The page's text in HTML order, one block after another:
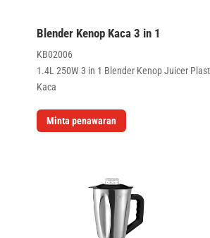
Blender Kenop Kaca 3 in 1
KB02006
1.4L 250W 3 in 1 Blender Kenop Juicer
Kaca
Minta penawaran